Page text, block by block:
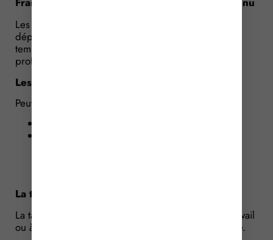
Les frais admis en déduction correspondent aux
dépenses supplémentaires liées à l’occupation
temporaire d’un 2nd logement pour raisons
professionnelles.
Les frais de logement
Peuvent notamment être déduits :
La taxe foncière
La taxe foncière du logement situé sur le lieu de travail
ou à proximité peut également être prise en compte.